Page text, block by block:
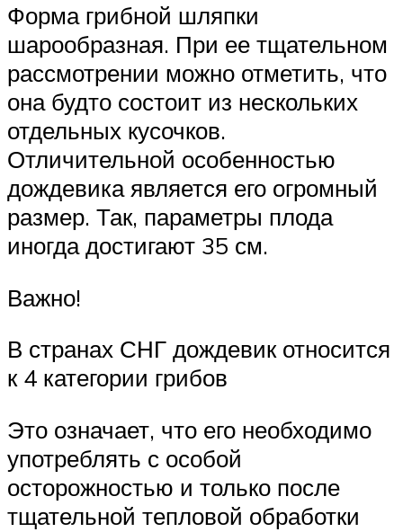
Форма грибной шляпки
шарообразная. При ее тщательном
рассмотрении можно отметить, что
она будто состоит из нескольких
отдельных кусочков.
Отличительной особенностью
дождевика является его огромный
размер. Так, параметры плода
иногда достигают 35 см.
Важно!
В странах СНГ дождевик относится
к 4 категории грибов
Это означает, что его необходимо
употреблять с особой
осторожностью и только после
тщательной тепловой обработки